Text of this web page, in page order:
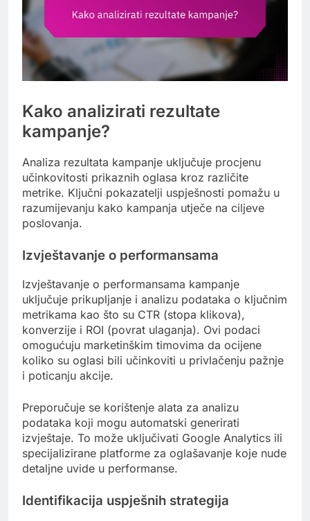
Kako analizirati rezultate
kampanje?
Analiza rezultata kampanje uključuje procjenu
učinkovitosti prikaznih oglasa kroz različite
metrike. Ključni pokazatelji uspješnosti pomažu u
razumijevanju kako kampanja utječe na ciljeve
poslovanja.
Izvještavanje o performansama
Izvještavanje o performansama kampanje
uključuje prikupljanje i analizu podataka o ključnim
metrikama kao što su CTR (stopa klikova),
konverzije i ROI (povrat ulaganja). Ovi podaci
omogućuju marketinškim timovima da ocijene
koliko su oglasi bili učinkoviti u privlačenju pažnje
i poticanju akcije.
Preporučuje se korištenje alata za analizu
podataka koji mogu automatski generirati
izvještaje. To može uključivati Google Analytics ili
specijalizirane platforme za oglašavanje koje nude
detaljne uvide u performanse.
Identifikacija uspješnih strategija